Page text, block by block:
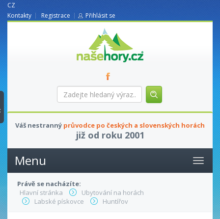
CZ
Kontakty
Registrace Přihlásit se
nasehory.cz
Zadejte
hledaný
Váš nestranný průvodce po českých a slovenských horách
již od roku 2001
Menu
Právě se nacházíte:
Hlavní stránka
Ubytování na horách
Labské pískovce
Huntířov